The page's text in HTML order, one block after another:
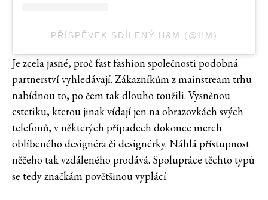
PŘÍSPĚVEK SDÍLENÝ H&M (@HM)
Je zcela jasné, proč fast fashion společnosti podobná
partnerství vyhledávají. Zákazníkům z mainstream trhu
nabídnou to, po čem tak dlouho toužili. Vysněnou
estetiku, kterou jinak vídají jen na obrazovkách svých
telefonů, v některých případech dokonce merch
oblíbeného designéra či designérky. Náhlá přístupnost
něčeho tak vzdáleného prodává. Spolupráce těchto typů
se tedy značkám povětšinou vyplácí.